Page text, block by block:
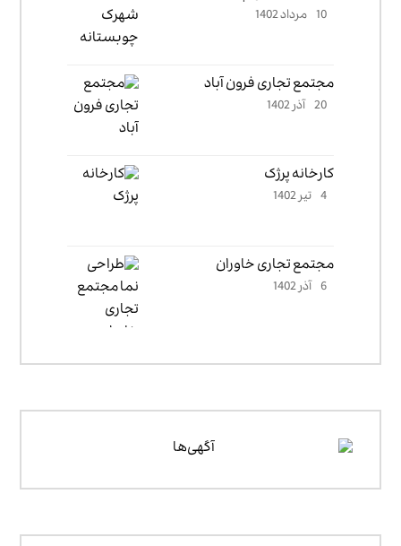
10 مرداد 1402
مجتمع تجاری فرون آباد
20 آذر 1402
کارخانه پرژک
4 تیر 1402
مجتمع تجاری خاوران
6 آذر 1402